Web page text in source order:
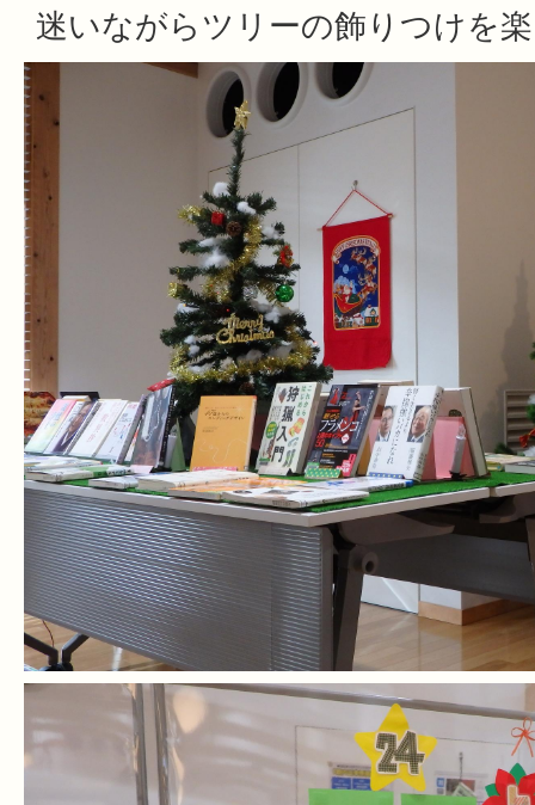
迷いながらツリーの飾りつけを